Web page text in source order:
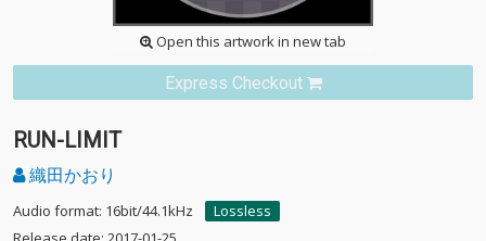
Open this artwork in new tab
Express Checkout
RUN-LIMIT
織田かおり
Audio format: 16bit/44.1kHz
Lossless